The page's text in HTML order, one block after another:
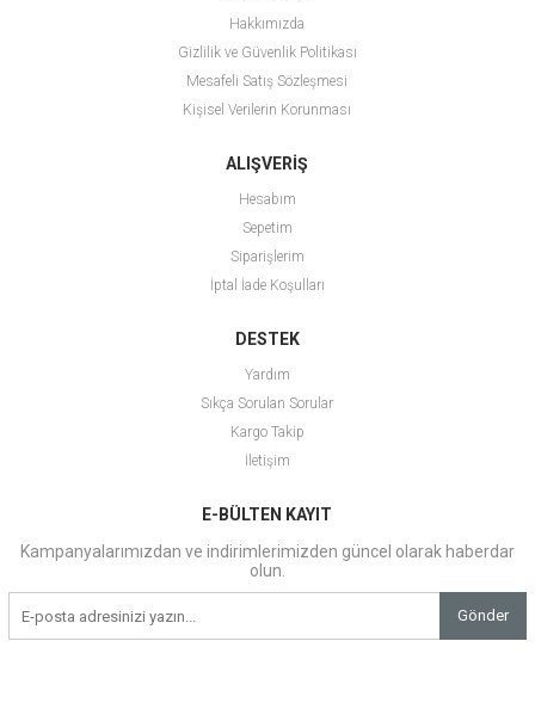
Hakkımızda
Gizlilik ve Güvenlik Politikası
Mesafeli Satış Sözleşmesi
Kişisel Verilerin Korunması
ALIŞVERİŞ
Hesabım
Sepetim
Siparişlerim
İptal İade Koşulları
DESTEK
Yardım
Sıkça Sorulan Sorular
Kargo Takip
İletişim
E-BÜLTEN KAYIT
Kampanyalarımızdan ve indirimlerimizden güncel olarak haberdar
olun.
Gönder